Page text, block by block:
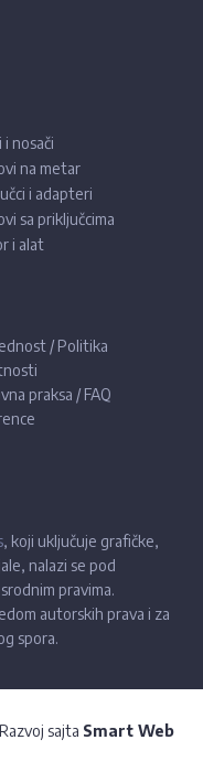
i nosači
na metar
i adapteri
sa priključcima
i alat
/ Politika
praksa / FAQ
, koji uključuje grafičke,
nalazi se pod
pravima.
autorskih prava i za
spora.
Razvoj sajta Smart Web